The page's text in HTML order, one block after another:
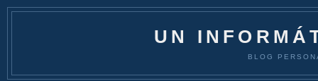
UN
BLOG